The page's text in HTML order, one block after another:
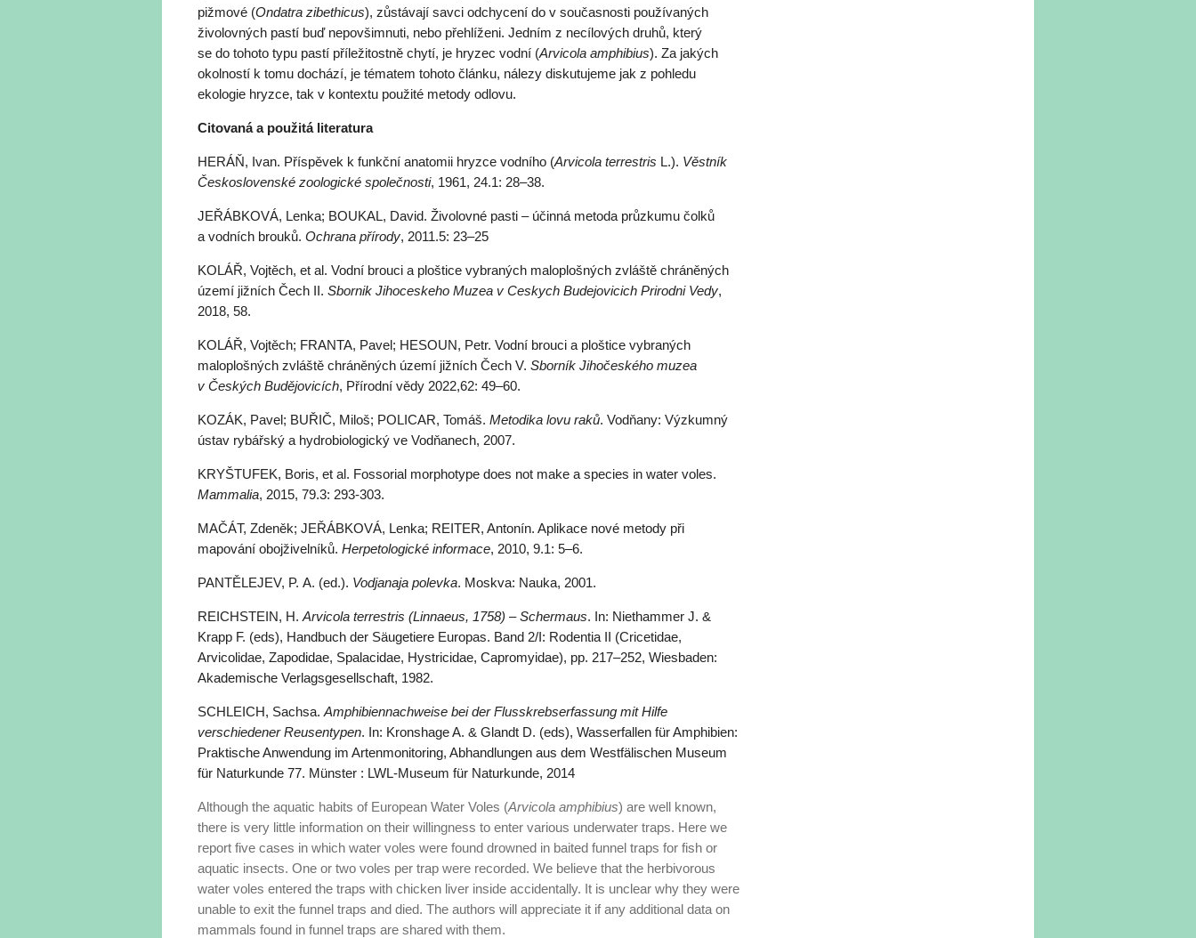
pižmové (Ondatra zibethicus), zůstávají savci odchycení do v současnosti používaných
živolovných pastí buď nepovšimnuti, nebo přehlíženi. Jedním z necílových druhů, který
se do tohoto typu pastí příležitostně chytí, je hryzec vodní (Arvicola amphibius). Za jakých
okolností k tomu dochází, je tématem tohoto článku, nálezy diskutujeme jak z pohledu
ekologie hryzce, tak v kontextu použité metody odlovu.
Citovaná a použitá literatura
HERÁŇ, Ivan. Příspěvek k funkční anatomii hryzce vodního (Arvicola terrestris L.). Věstník
Československé zoologické společnosti, 1961, 24.1: 28–38.
JEŘÁBKOVÁ, Lenka; BOUKAL, David. Živolovné pasti – účinná metoda průzkumu čolků
a vodních brouků. Ochrana přírody, 2011.5: 23–25
KOLÁŘ, Vojtěch, et al. Vodní brouci a ploštice vybraných maloplošných zvláště chráněných
území jižních Čech II. Sbornik Jihoceskeho Muzea v Ceskych Budejovicich Prirodni Vedy,
2018, 58.
KOLÁŘ, Vojtěch; FRANTA, Pavel; HESOUN, Petr. Vodní brouci a ploštice vybraných
maloplošných zvláště chráněných území jižních Čech V. Sborník Jihočeského muzea
v Českých Budějovicích, Přírodní vědy 2022,62: 49–60.
KOZÁK, Pavel; BUŘIČ, Miloš; POLICAR, Tomáš. Metodika lovu raků. Vodňany: Výzkumný
ústav rybářský a hydrobiologický ve Vodňanech, 2007.
KRYŠTUFEK, Boris, et al. Fossorial morphotype does not make a species in water voles.
Mammalia, 2015, 79.3: 293-303.
MAČÁT, Zdeněk; JEŘÁBKOVÁ, Lenka; REITER, Antonín. Aplikace nové metody při
mapování obojživelníků. Herpetologické informace, 2010, 9.1: 5–6.
PANTĚLEJEV, P. A. (ed.). Vodjanaja polevka. Moskva: Nauka, 2001.
REICHSTEIN, H. Arvicola terrestris (Linnaeus, 1758) – Schermaus. In: Niethammer J. &
Krapp F. (eds), Handbuch der Säugetiere Europas. Band 2/I: Rodentia II (Cricetidae,
Arvicolidae, Zapodidae, Spalacidae, Hystricidae, Capromyidae), pp. 217–252, Wiesbaden:
Akademische Verlagsgesellschaft, 1982.
SCHLEICH, Sachsa. Amphibiennachweise bei der Flusskrebserfassung mit Hilfe
verschiedener Reusentypen. In: Kronshage A. & Glandt D. (eds), Wasserfallen für Amphibien:
Praktische Anwendung im Artenmonitoring, Abhandlungen aus dem Westfälischen Museum
für Naturkunde 77. Münster : LWL-Museum für Naturkunde, 2014
Although the aquatic habits of European Water Voles (Arvicola amphibius) are well known,
there is very little information on their willingness to enter various underwater traps. Here we
report five cases in which water voles were found drowned in baited funnel traps for fish or
aquatic insects. One or two voles per trap were recorded. We believe that the herbivorous
water voles entered the traps with chicken liver inside accidentally. It is unclear why they were
unable to exit the funnel traps and died. The authors will appreciate it if any additional data on
mammals found in funnel traps are shared with them.